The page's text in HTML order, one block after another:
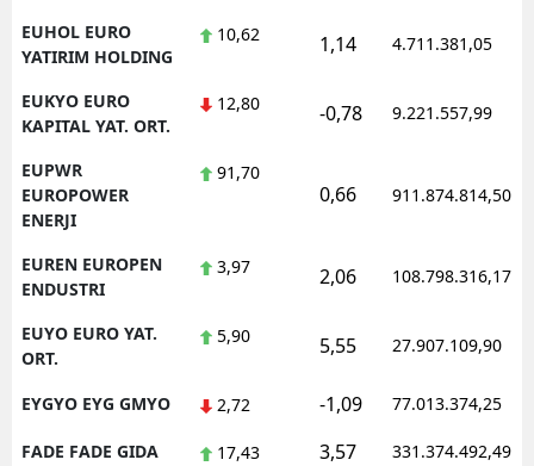
EUHOL EURO
YATIRIM HOLDING
10,62 1,14 4.711.381,05
EUKYO EURO
KAPITAL YAT. ORT.
12,80 -0,78 9.221.557,99
EUPWR
EUROPOWER
ENERJI
91,70
0,66 911.874.814,50
EUREN EUROPEN
ENDUSTRI
3,97 2,06 108.798.316,17
EUYO EURO YAT.
ORT.
5,90 5,55 27.907.109,90
EYGYO EYG GMYO 2,72 -1,09 77.013.374,25
FADE FADE GIDA 17,43 3,57 331.374.492,49